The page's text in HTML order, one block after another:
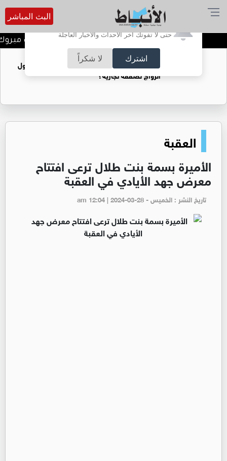
أترغب في تفعيل الإشعارات؟
حتى لا تفوتك آخر الأحداث والأخبار العاجلة
اشترك لا شكراً
البث المباشر
المخرج عمار عماد جابر الف مبروك
فتيات يستغللنه لتحقيق مكاسب مادية.. هل تحول
الزواج لصفقة تجارية؟
العقبة
الأميرة بسمة بنت طلال ترعى افتتاح
معرض جهد الأيادي في العقبة
تاريخ النشر : الخميس - am 12:04 | 2024-03-28